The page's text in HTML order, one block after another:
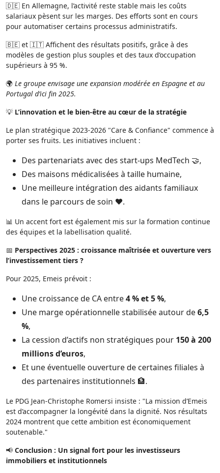
🇩🇪 En Allemagne, l’activité reste stable mais les coûts
salariaux pèsent sur les marges. Des efforts sont en cours
pour automatiser certains processus administratifs.
🇧🇪 et 🇮🇹 Affichent des résultats positifs, grâce à des
modèles de gestion plus souples et des taux d’occupation
supérieurs à 95 %.
🌍 Le groupe envisage une expansion modérée en Espagne et au
Portugal d’ici fin 2025.
💡 L’innovation et le bien-être au cœur de la stratégie
Le plan stratégique 2023-2026 "Care & Confiance" commence à
porter ses fruits. Les initiatives incluent :
Des partenariats avec des start-ups MedTech 🤝,
Des maisons médicalisées à taille humaine,
Une meilleure intégration des aidants familiaux
dans le parcours de soin ❤️.
📊 Un accent fort est également mis sur la formation continue
des équipes et la labellisation qualité.
📅 Perspectives 2025 : croissance maîtrisée et ouverture vers
l’investissement tiers ?
Pour 2025, Emeis prévoit :
Une croissance de CA entre4 % et 5 %,
Une marge opérationnelle stabilisée autour de6,5
%,
La cession d’actifs non stratégiques pour 150 à 200
millions d’euros,
Et une éventuelle ouverture de certaines filiales à
des partenaires institutionnels 🏦.
Le PDG Jean-Christophe Romersi insiste : "La mission d’Emeis
est d’accompagner la longévité dans la dignité. Nos résultats
2024 montrent que cette ambition est économiquement
soutenable."
📢 Conclusion : Un signal fort pour les investisseurs
immobiliers et institutionnels